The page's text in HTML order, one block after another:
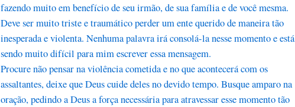
fazendo muito em benefício de seu irmão, de sua família e de você mesma.
Deve ser muito triste e traumático perder um ente querido de maneira tão
inesperada e violenta. Nenhuma palavra irá consolá-la nesse momento e está
sendo muito difícil para mim escrever essa mensagem.
Procure não pensar na violência cometida e no que acontecerá com os
assaltantes, deixe que Deus cuide deles no devido tempo. Busque amparo na
oração, pedindo a Deus a força necessária para atravessar esse momento tão